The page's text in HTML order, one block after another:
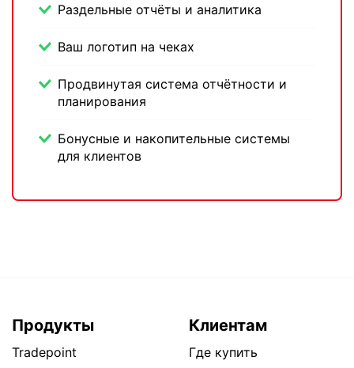
Раздельные отчёты и аналитика
Ваш логотип на чеках
Продвинутая система отчётности и
планирования
Бонусные и накопительные системы
для клиентов
Продукты
Tradepoint
Клиентам
Где купить